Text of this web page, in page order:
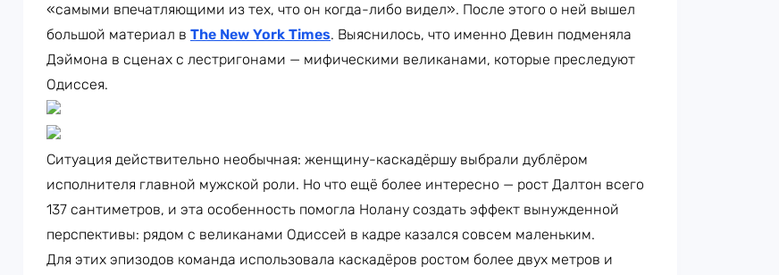
«самыми впечатляющими из тех, что он когда-либо видел». После этого о ней вышел
большой материал в The New York Times. Выяснилось, что именно Девин подменяла
Дэймона в сценах с лестригонами — мифическими великанами, которые преследуют
Одиссея.
Ситуация действительно необычная: женщину-каскадёршу выбрали дублёром
исполнителя главной мужской роли. Но что ещё более интересно — рост Далтон всего
137 сантиметров, и эта особенность помогла Нолану создать эффект вынужденной
перспективы: рядом с великанами Одиссей в кадре казался совсем маленьким.
Для этих эпизодов команда использовала каскадёров ростом более двух метров и